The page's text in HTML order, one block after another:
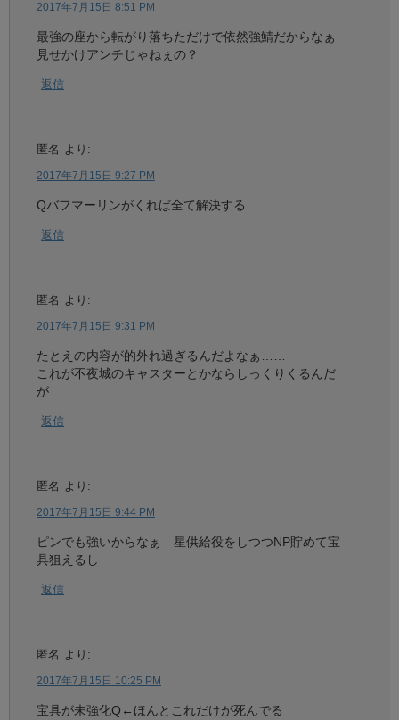
2017年7月15日 8:51 PM
最強の座から転がり落ちただけで依然強鯖だからなぁ
見せかけアンチじゃねぇの？
返信
匿名 より:
2017年7月15日 9:27 PM
Qバフマーリンがくれば全て解決する
返信
匿名 より:
2017年7月15日 9:31 PM
たとえの内容が的外れ過ぎるんだよなぁ……
これが不夜城のキャスターとかならしっくりくるんだ
が
返信
匿名 より:
2017年7月15日 9:44 PM
ピンでも強いからなぁ 星供給役をしつつNP貯めて宝
具狙えるし
返信
匿名 より:
2017年7月15日 10:25 PM
宝具が未強化Q←ほんとこれだけが死んでる